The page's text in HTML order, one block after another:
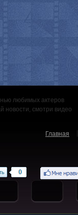
любимых актеров
новости, смотри видео
Главная